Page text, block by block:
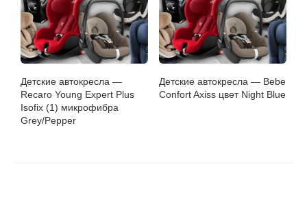
Детские автокресла —
Recaro Young Expert Plus
Isofix (1) микрофибра
Grey/Pepper
Детские автокресла — Bebe
Confort Axiss цвет Night Blue